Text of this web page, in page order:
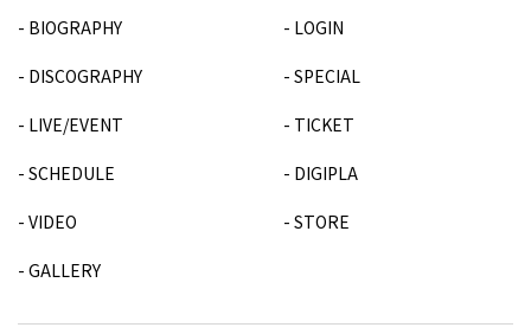
BIOGRAPHY
DISCOGRAPHY
LIVE/EVENT
SCHEDULE
VIDEO
GALLERY
LOGIN
SPECIAL
TICKET
DIGIPLA
STORE